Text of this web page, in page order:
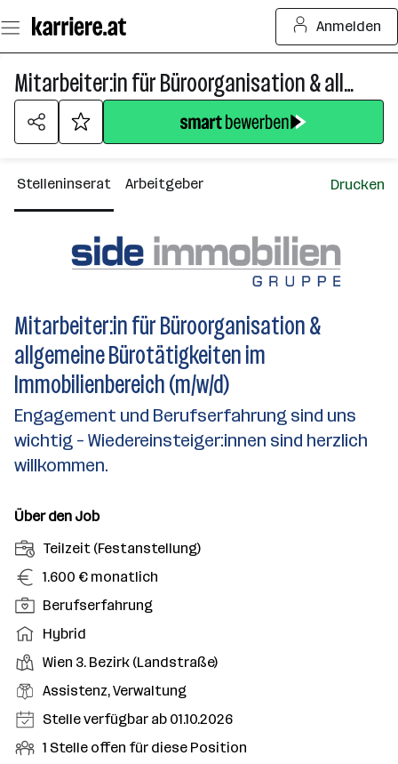
Seiteninhalt
springen
Anmelden
Mitarbeiter:in für Büroorganisation & allgemeine Bürotätigkeiten im Immobilienbereich (m/w/d)
Stelleninserat Arbeitgeber Drucken
Mitarbeiter:in für Büroorganisation &
allgemeine Bürotätigkeiten im
Immobilienbereich (m/w/d)
Engagement und Berufserfahrung sind uns
wichtig – Wiedereinsteiger:innen sind herzlich
willkommen.
Über den Job
A
n
t
e
l
u
n
g
Teilzeit (Festanstellung)
G
e
h
a
l
t
1.600 € monatlich
P
o
i
t
i
o
n
Berufserfahrung
A
r
b
e
i
t
Hybrid
D
i
n
s
Wien 3. Bezirk (Landstraße)
B
e
r
u
Assistenz, Verwaltung
E
i
Stelle verfügbar ab 01.10.2026
O
1 Stelle offen für diese Position